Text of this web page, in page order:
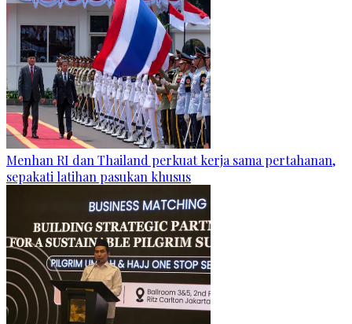
Menhan RI dan Thailand perkuat kerja sama pertahanan,
sepakati latihan pasukan khusus